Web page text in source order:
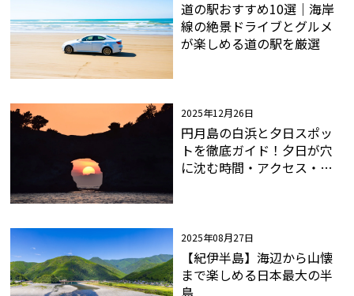
道の駅おすすめ10選｜海岸
線の絶景ドライブとグルメ
が楽しめる道の駅を厳選
2025年12月26日
円月島の白浜と夕日スポッ
トを徹底ガイド！夕日が穴
に沈む時間・アクセス・絶
2025年08月27日
【紀伊半島】海辺から山懐
まで楽しめる日本最大の半
島